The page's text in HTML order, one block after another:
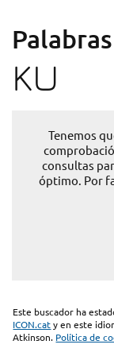
KU
Tenemos
consultas
óptimo. Por
Este buscador ha
ICON.caty en este
Atkinson. Política de